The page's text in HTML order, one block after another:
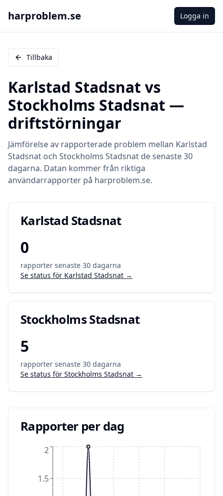
harproblem.se Logga in
Tillbaka
Karlstad Stadsnat vs
Stockholms Stadsnat —
driftstörningar
Jämförelse av rapporterade problem mellan Karlstad
Stadsnat och Stockholms Stadsnat de senaste 30
dagarna. Datan kommer från riktiga
användarrapporter på harproblem.se.
Karlstad Stadsnat
0
rapporter senaste 30 dagarna
Se status för Karlstad Stadsnat →
Stockholms Stadsnat
5
rapporter senaste 30 dagarna
Se status för Stockholms Stadsnat →
Rapporter per dag
1.5
2